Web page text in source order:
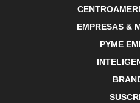
EMPRESAS &
PYME